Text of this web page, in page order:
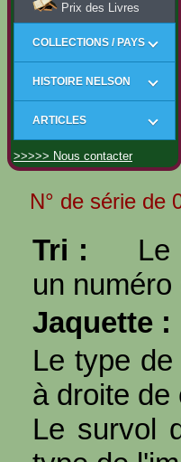
Prix des Livres
COLLECTIONS / PAYS
HISTOIRE NELSON
ARTICLES
>>>>> Nous contacter
N° de série de
Tri :
Le
un
Jaquette :
Le type
à droite de
Le survol